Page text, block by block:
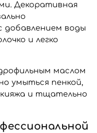
Декоративная
добавлением воды
и легко
маслом
умыться пенкой,
и тщательно